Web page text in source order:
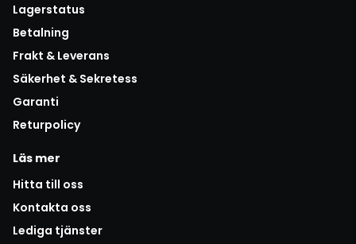
Lagerstatus
Betalning
Frakt & Leverans
Säkerhet & Sekretess
Garanti
Returpolicy
Läs mer
Hitta till oss
Kontakta oss
Lediga tjänster